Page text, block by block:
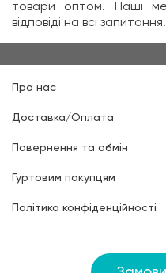
товари оптом. Наші
відповіді на всі запитання.
Про нас
Доставка/Оплата
Повернення та обмін
Гуртовим покупцям
Політика конфіденційності